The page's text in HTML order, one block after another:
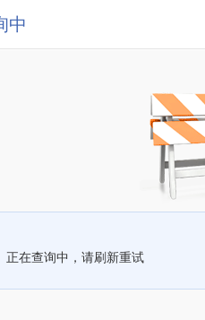
中
正在查询中，请刷新重试